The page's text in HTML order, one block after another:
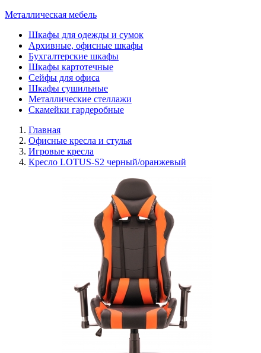
Металлическая мебель
Шкафы для одежды и сумок
Архивные, офисные шкафы
Бухгалтерские шкафы
Шкафы картотечные
Сейфы для офиса
Шкафы сушильные
Металлические стеллажи
Скамейки гардеробные
Главная
Офисные кресла и стулья
Игровые кресла
Кресло LOTUS-S2 черный/оранжевый